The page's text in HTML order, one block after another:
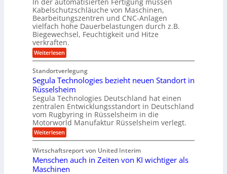
V
o
r
j
a
h
r
k
t
s
c
h
a
n
c
e
f
ü
d
e
n
M
a
c
h
i
n
n
b
a
y
s
t
e
m
T
e
a
m
t
i
t
t
n
d
u
s
t
i
a
l
Kabelschutzschläuche von Maschinen,
Bearbeitungszentren und CNC-Anlagen
vielfach hohe Dauerbelastungen durch z.B.
Biegewechsel, Feuchtigkeit und Hitze
verkraften.
Weiterlesen:
K
n
s
t
s
t
o
f
f
-
W
l
l
Standortverlegung
Segula Technologies bezieht neuen Standort in
Rüsselsheim
Segula Technologies Deutschland hat einen
zentralen Entwicklungsstandort in Deutschland
vom Rugbyring in Rüsselsheim in die
Motorworld Manufaktur Rüsselsheim verlegt.
Weiterlesen:
S
g
u
l
Wirtschaftsreport von United Interim
Menschen auch in Zeiten von KI wichtiger als
Maschinen